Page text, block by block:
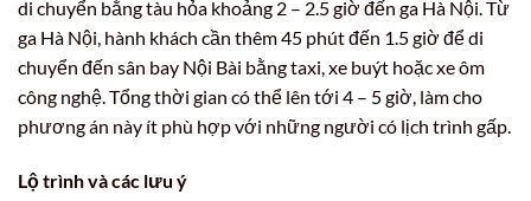
di chuyển bằng tàu hỏa khoảng 2 – 2.5 giờ đến ga Hà Nội. Từ
ga Hà Nội, hành khách cần thêm 45 phút đến 1.5 giờ để di
chuyển đến sân bay Nội Bài bằng taxi, xe buýt hoặc xe ôm
công nghệ. Tổng thời gian có thể lên tới 4 – 5 giờ, làm cho
phương án này ít phù hợp với những người có lịch trình gấp.
Lộ trình và các lưu ý